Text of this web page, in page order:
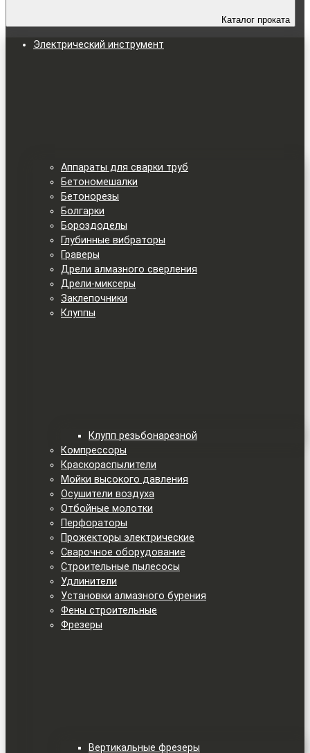
Каталог проката
Электрический инструмент
Аппараты для сварки труб
Бетономешалки
Бетонорезы
Болгарки
Бороздоделы
Глубинные вибраторы
Граверы
Дрели алмазного сверления
Дрели-миксеры
Заклепочники
Клуппы
Клупп резьбонарезной
Компрессоры
Краскораспылители
Мойки высокого давления
Осушители воздуха
Отбойные молотки
Перфораторы
Прожекторы электрические
Сварочное оборудование
Строительные пылесосы
Удлинители
Установки алмазного бурения
Фены строительные
Фрезеры
Вертикальные фрезеры